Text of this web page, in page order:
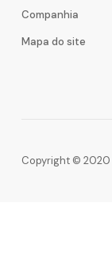
Companhia
Mapa do site
Copyright © 2020